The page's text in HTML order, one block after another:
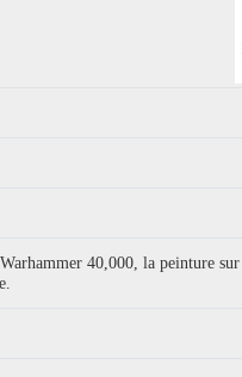
40,000, la peinture